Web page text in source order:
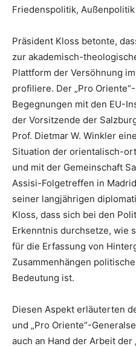
Friedenspolitik,
Präsident Kloss betonte,
zur akademisch-
Plattform der Versöhnung
profiliere. Der „Pro
Begegnungen mit den EU-
der Vorsitzende der
Prof. Dietmar W. Winkler
Situation der orientalisch-
und mit der Gemeinschaft
Assisi-Folgetreffen in
seiner langjährigen
Kloss, dass sich bei den
Erkenntnis durchsetze, wie
für die Erfassung von
Zusammenhängen
Bedeutung ist.
Diesen Aspekt erläuterten
und „Pro Oriente“-
auch an Hand der Arbeit der